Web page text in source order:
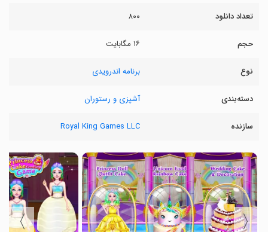
تعداد دانلود ۸۰۰
حجم ۱۶ مگابایت
نوع برنامه اندرویدی
دسته‌بندی آشپزی و رستوران
سازنده Royal King Games LLC
〈
〉